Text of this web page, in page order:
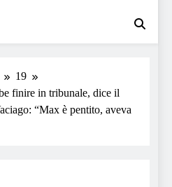
19
finire in tribunale, dice il
“Max è pentito, aveva